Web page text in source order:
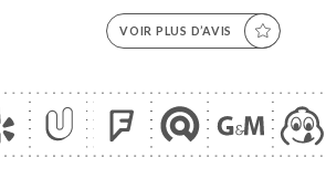
VOIR PLUS D’AVIS